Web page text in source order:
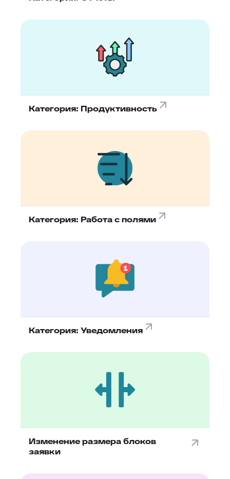
Категория: Продуктивность
Категория: Работа с полями
Категория: Уведомления
Изменение размера блоков
заявки